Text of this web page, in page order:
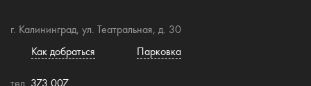
г. Калининград, ул. Театральная, д. 30
Как добраться
Парковка
тел. 373 007